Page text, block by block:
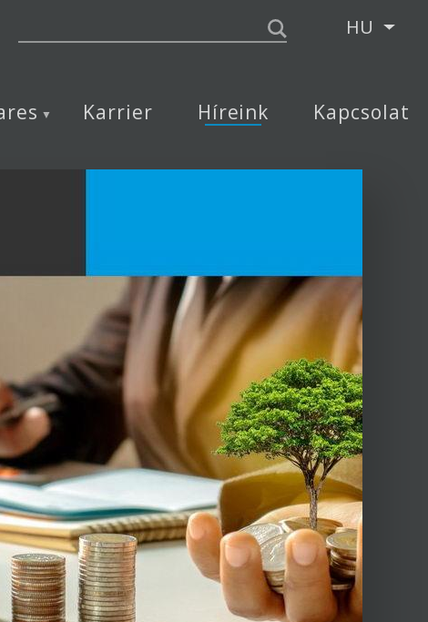
HU
Karrier Híreink Kapcsolat